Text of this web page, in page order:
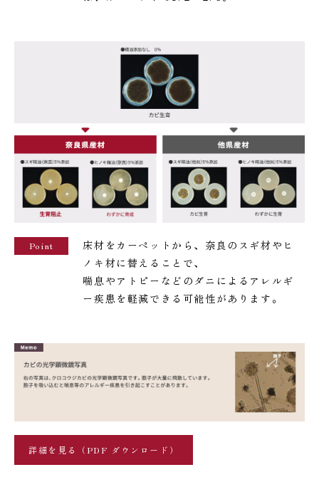
Point
床材をカーペットから、奈良のスギ材やヒ
ノキ材に替えることで、
喘息やアトピーなどのダニによるアレルギ
ー疾患を軽減できる可能性があります。
詳細を見る（PDF ダウンロード）